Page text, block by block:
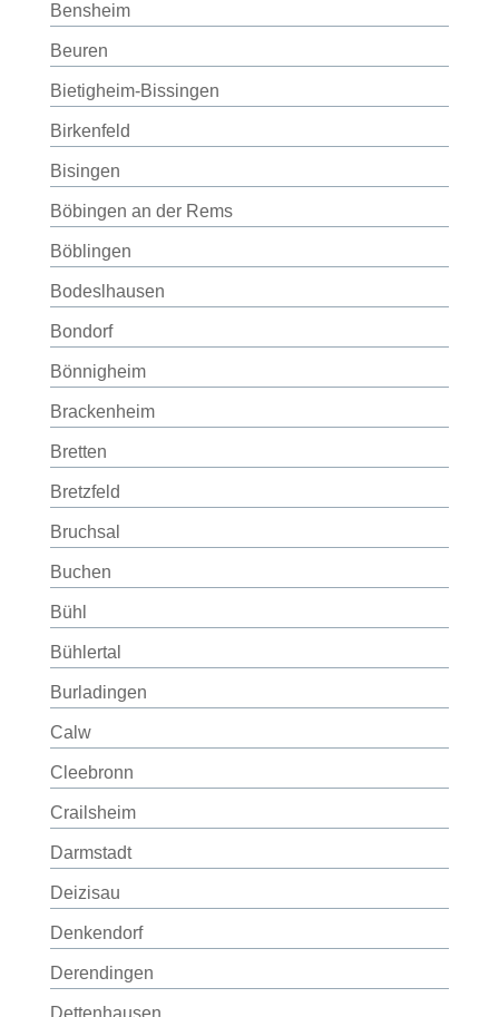
Bensheim
Beuren
Bietigheim-Bissingen
Birkenfeld
Bisingen
Böbingen an der Rems
Böblingen
Bodeslhausen
Bondorf
Bönnigheim
Brackenheim
Bretten
Bretzfeld
Bruchsal
Buchen
Bühl
Bühlertal
Burladingen
Calw
Cleebronn
Crailsheim
Darmstadt
Deizisau
Denkendorf
Derendingen
Dettenhausen